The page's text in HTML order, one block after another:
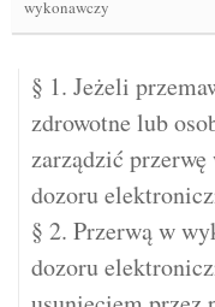
wykonawczy
§ 1. Jeżeli
zdrowotne lub
zarządzić
dozoru
§ 2. Przerwą w
dozoru